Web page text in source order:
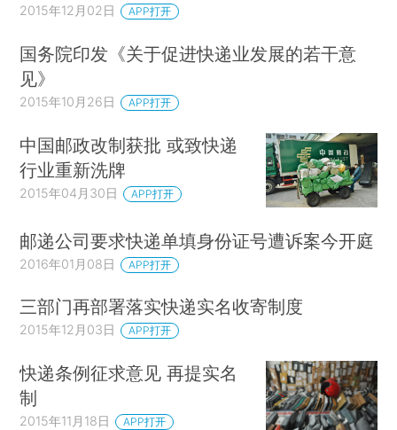
2015年12月02日 APP打开
国务院印发《关于促进快递业发展的若干意
见》
2015年10月26日 APP打开
中国邮政改制获批 或致快递
行业重新洗牌
2015年04月30日 APP打开
邮递公司要求快递单填身份证号遭诉案今开庭
2016年01月08日 APP打开
三部门再部署落实快递实名收寄制度
2015年12月03日 APP打开
快递条例征求意见 再提实名
制
2015年11月18日 APP打开